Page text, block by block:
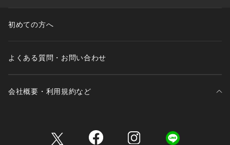
初めての方へ
よくある質問・お問い合わせ
会社概要・利用規約など